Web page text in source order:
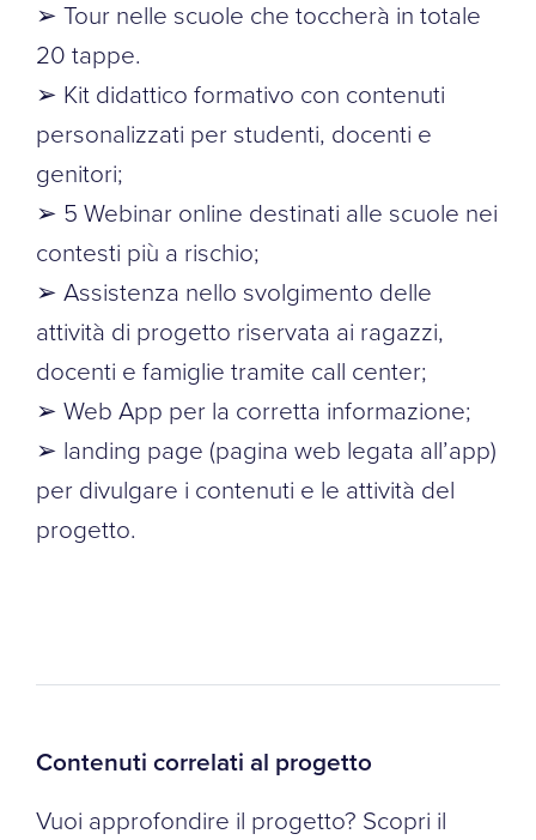
➢ Tour nelle scuole che toccherà in totale
20 tappe.
➢ Kit didattico formativo con contenuti
personalizzati per studenti, docenti e
genitori;
➢ 5 Webinar online destinati alle scuole nei
contesti più a rischio;
➢ Assistenza nello svolgimento delle
attività di progetto riservata ai ragazzi,
docenti e famiglie tramite call center;
➢ Web App per la corretta informazione;
➢ landing page (pagina web legata all’app)
per divulgare i contenuti e le attività del
progetto.
Contenuti correlati al progetto
Vuoi approfondire il progetto? Scopri il